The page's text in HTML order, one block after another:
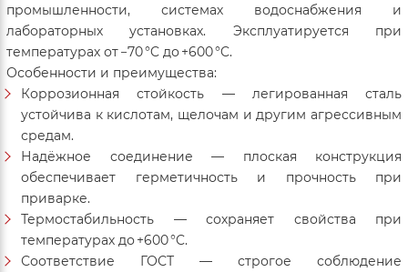
промышленности, системах водоснабжения и
лабораторных установках. Эксплуатируется при
температурах от −70 °C до +600 °C.
Особенности и преимущества:
Коррозионная стойкость — легированная сталь
устойчива к кислотам, щелочам и другим агрессивным
средам.
Надёжное соединение — плоская конструкция
обеспечивает герметичность и прочность при
приварке.
Термостабильность — сохраняет свойства при
температурах до +600 °C.
Соответствие ГОСТ — строгое соблюдение